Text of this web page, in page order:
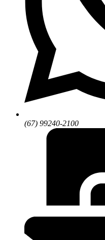
(67) 99240-2100